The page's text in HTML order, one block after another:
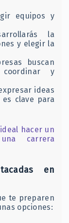
equipos y
la
y elegir la
buscan
coordinar y
ideas
clave para
hacer un
carrera
en
te preparen
opciones: